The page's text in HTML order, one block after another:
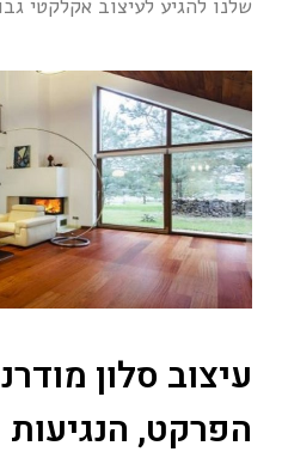
שלנו להגיע לעיצוב אקלקטי
עיצוב סלון
הפרקט,